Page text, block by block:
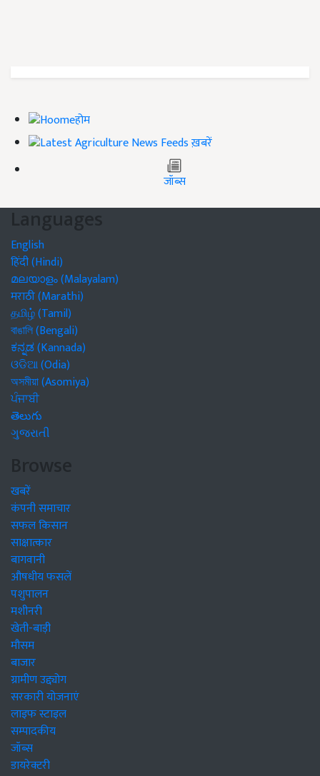
होम
ख़बरें
जॉब्स
Languages
English
हिंदी (Hindi)
മലയാളം (Malayalam)
मराठी (Marathi)
தமிழ் (Tamil)
বাঙালি (Bengali)
ಕನ್ನಡ (Kannada)
ଓଡିଆ (Odia)
অসমীয়া (Asomiya)
ਪੰਜਾਬੀ
తెలుగు
ગુજરાતી
Browse
खबरें
कंपनी समाचार
सफल किसान
साक्षात्कार
बागवानी
औषधीय फसलें
पशुपालन
मशीनरी
खेती-बाड़ी
मौसम
बाजार
ग्रामीण उद्द्योग
सरकारी योजनाएं
लाइफ स्टाइल
सम्पादकीय
जॉब्स
डायरेक्टरी